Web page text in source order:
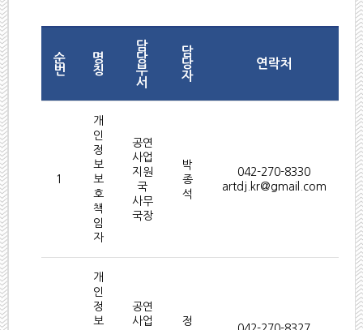
순
번
명
칭
담
당
부
서
담
당
자
연락처
1
개
인
정
보
보
호
책
임
자
공연
사업
지원
국
사무
국장
박
종
석
042-270-8330
artdj.kr@gmail.com
개
인
정
보
공연
사업
정